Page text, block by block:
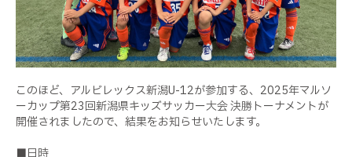
このほど、アルビレックス新潟U-12が参加する、2025年マルソ
ーカップ第23回新潟県キッズサッカー大会 決勝トーナメントが
開催されましたので、結果をお知らせいたします。
■日時